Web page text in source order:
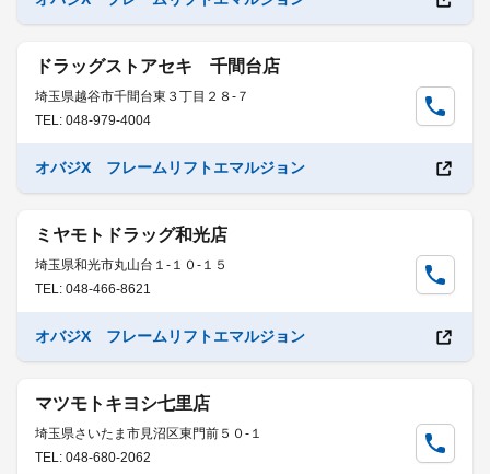
ドラッグストアセキ 千間台店
埼玉県越谷市千間台東３丁目２８-７
TEL: 048-979-4004
オバジX フレームリフトエマルジョン
ミヤモトドラッグ和光店
埼玉県和光市丸山台１-１０-１５
TEL: 048-466-8621
オバジX フレームリフトエマルジョン
マツモトキヨシ七里店
埼玉県さいたま市見沼区東門前５０-１
TEL: 048-680-2062